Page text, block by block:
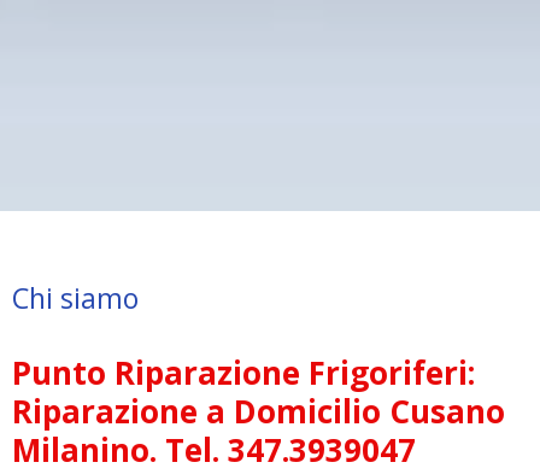
Chi siamo
Punto Riparazione Frigoriferi:
Riparazione a Domicilio Cusano
Milanino. Tel. 347.3939047